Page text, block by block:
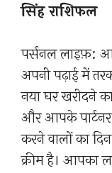
सिंह राशिफल
पर्सनल लाइफ़:
अपनी पढ़ाई में
नया घर खरीदने
और आपके पार्टनर
करने वालों का
क्रीम है। आपका